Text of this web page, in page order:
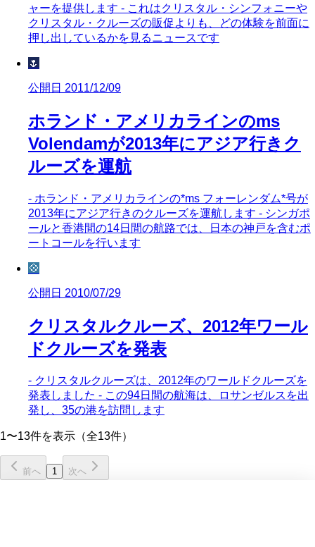
ャーを提供します - これはクリスタル・シンフォニーや
クリスタル・クルーズの販促よりも、どの体験を前面に
押し出しているかを見るニュースです
🌷
公開日 2011/12/09
ホランド・アメリカラインのms
Volendamが2013年にアジア行きク
ルーズを運航
- ホランド・アメリカラインの*ms フォーレンダム*号が
2013年にアジア行きのクルーズを運航します - シンガポ
ールと香港間の14日間の航路では、日本の神戸を含むポ
ートコールを行います
💠
公開日 2010/07/29
クリスタルクルーズ、2012年ワール
ドクルーズを発表
- クリスタルクルーズは、2012年のワールドクルーズを
発表しました - この94日間の航海は、ロサンゼルスを出
発し、35の港を訪問します
1〜13件を表示（全13件）
前へ 1 次へ